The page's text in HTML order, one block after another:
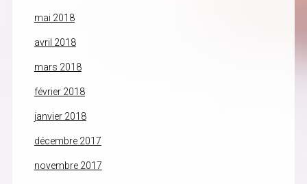
mai 2018
avril 2018
mars 2018
février 2018
janvier 2018
décembre 2017
novembre 2017